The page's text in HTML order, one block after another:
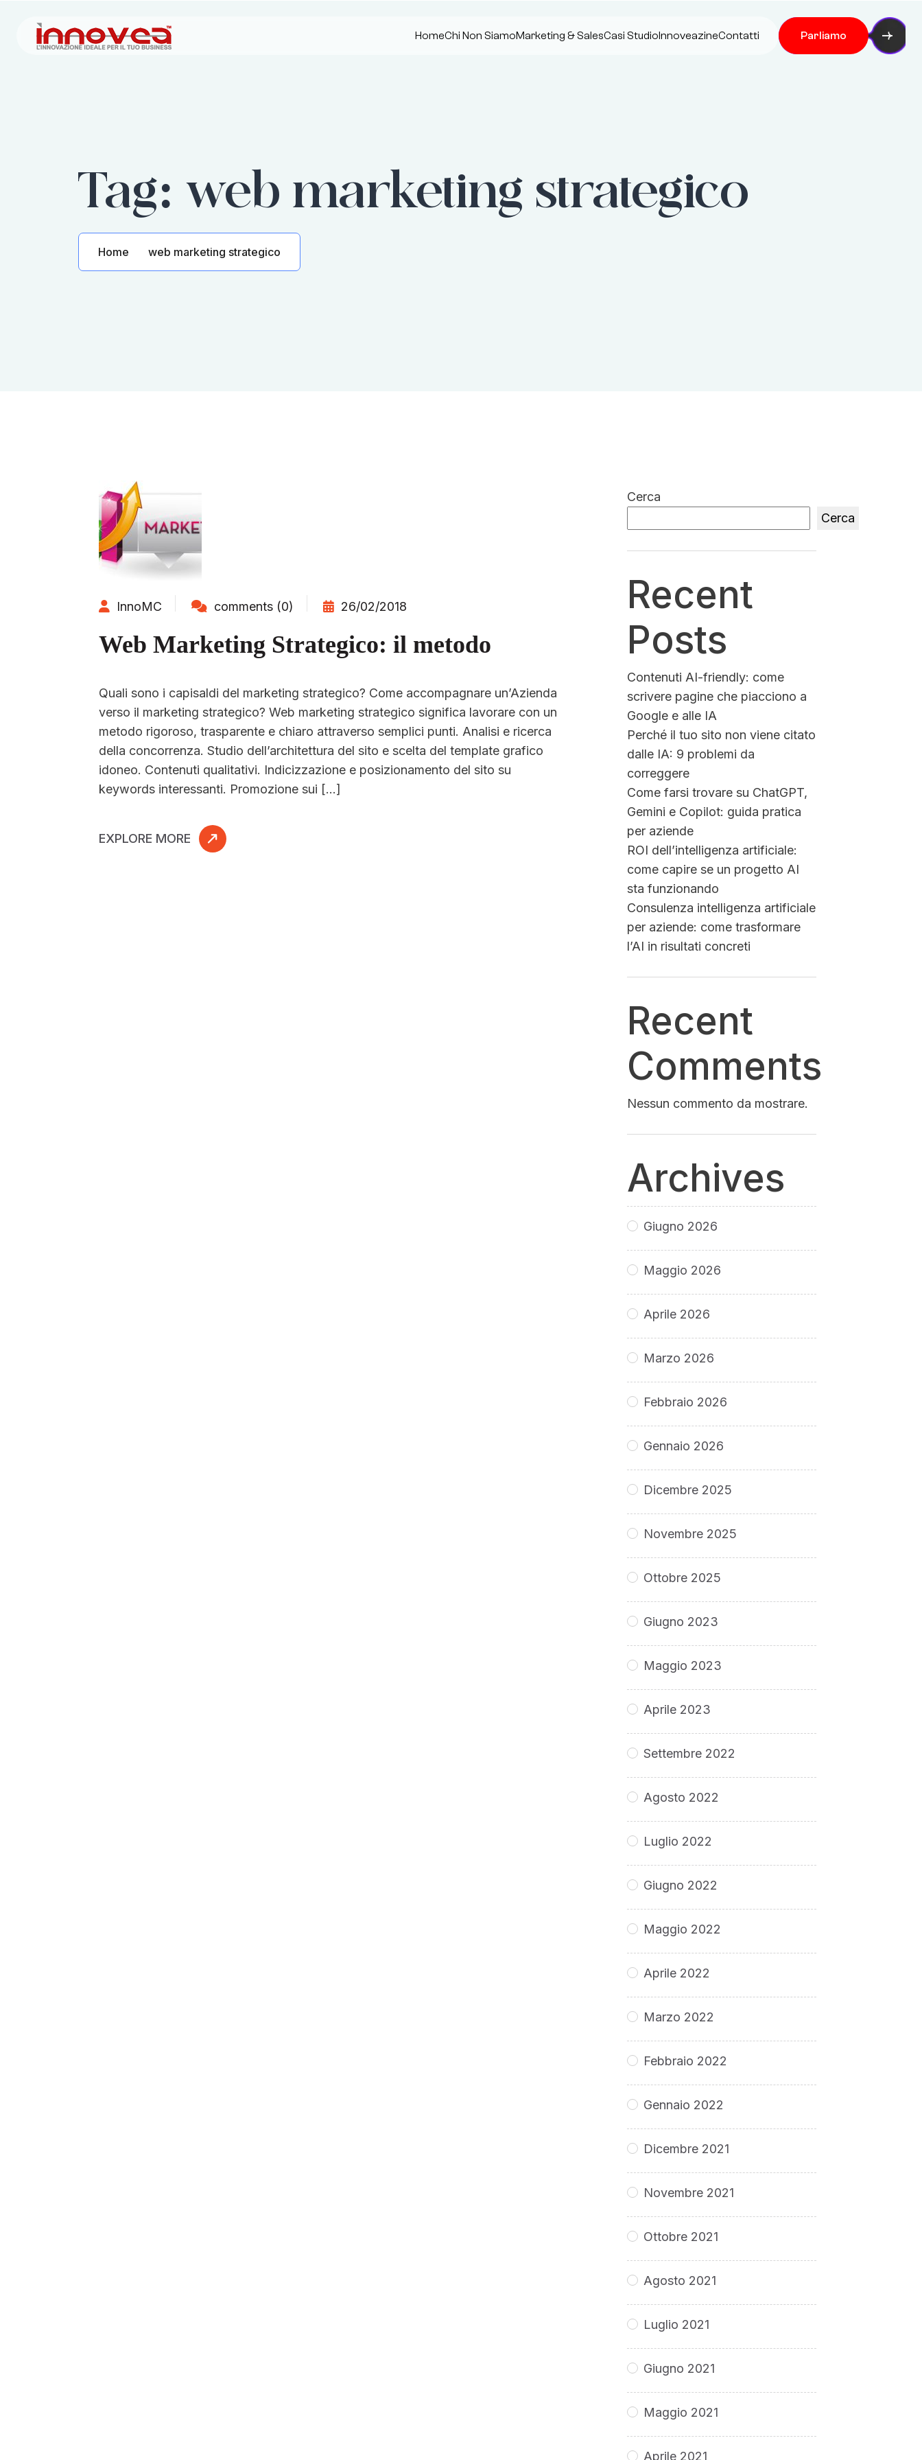
HomeChi Non SiamoMarketing & SalesCasi StudioInnoveazineContatti Parliamo
Tag:web marketing strategico
Home web marketing strategico
InnoMC comments (0) 26/02/2018
Web Marketing Strategico: il metodo
Quali sono i capisaldi del marketing strategico? Come accompagnare un’Azienda
verso il marketing strategico? Web marketing strategico significa lavorare con un
metodo rigoroso, trasparente e chiaro attraverso semplici punti. Analisi e ricerca
della concorrenza. Studio dell’architettura del sito e scelta del template grafico
idoneo. Contenuti qualitativi. Indicizzazione e posizionamento del sito su
keywords interessanti. Promozione sui […]
EXPLORE MORE
Cerca
Cerca
Recent
Posts
Contenuti AI-friendly: come
scrivere pagine che piacciono a
Google e alle IA
Perché il tuo sito non viene citato
dalle IA: 9 problemi da
correggere
Come farsi trovare su ChatGPT,
Gemini e Copilot: guida pratica
per aziende
ROI dell’intelligenza artificiale:
come capire se un progetto AI
sta funzionando
Consulenza intelligenza artificiale
per aziende: come trasformare
l’AI in risultati concreti
Recent
Comments
Nessun commento da mostrare.
Archives
Giugno 2026
Maggio 2026
Aprile 2026
Marzo 2026
Febbraio 2026
Gennaio 2026
Dicembre 2025
Novembre 2025
Ottobre 2025
Giugno 2023
Maggio 2023
Aprile 2023
Settembre 2022
Agosto 2022
Luglio 2022
Giugno 2022
Maggio 2022
Aprile 2022
Marzo 2022
Febbraio 2022
Gennaio 2022
Dicembre 2021
Novembre 2021
Ottobre 2021
Agosto 2021
Luglio 2021
Giugno 2021
Maggio 2021
Aprile 2021